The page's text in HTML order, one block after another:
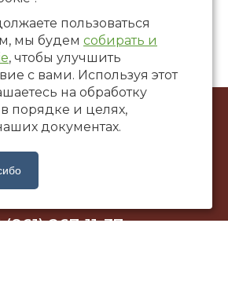
галерея «САНТАЛ», 2002-2026
ул. Коммунаров, 58
(861) 267-11-37
пользоваться
мы будем собирать и
, чтобы улучшить
с вами. Используя этот
на обработку
порядке и целях,
документах.